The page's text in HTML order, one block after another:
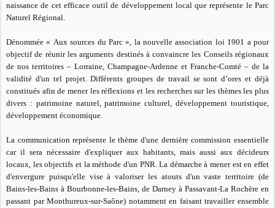
naissance de cet efficace outil de développement local que représente le Parc
Naturel Régional.
Dénommée « Aux sources du Parc», la nouvelle association loi 1901 a pour
objectif de réunir les arguments destinés à convaincre les Conseils régionaux
de nos territoires – Lorraine, Champagne-Ardenne et Franche-Comté – de la
validité d'un tel projet. Différents groupes de travail se sont d’ores et déjà
constitués afin de mener les réflexions et les recherches sur les thèmes les plus
divers : patrimoine naturel, patrimoine culturel, développement touristique,
développement économique.
La communication représente le thème d'une dernière commission essentielle
car il sera nécessaire d'expliquer aux habitants, mais aussi aux décideurs
locaux, les objectifs et la méthode d'un PNR. La démarche à mener est en effet
d'envergure puisqu'elle vise à valoriser les atouts d'un vaste territoire (de
Bains-les-Bains à Bourbonne-les-Bains, de Darney à Passavant-La Rochère en
passant par Monthureux-sur-Saône) notamment en faisant travailler ensemble